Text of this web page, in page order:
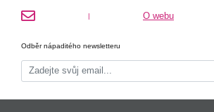
| O webu
Odběr nápaditého newsletteru